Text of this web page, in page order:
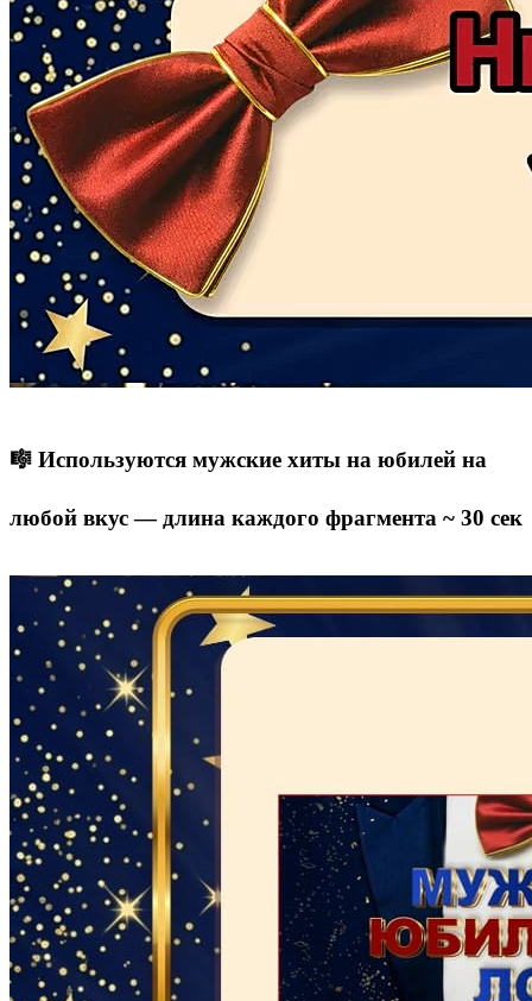
🎼 Используются мужские хиты на юбилей на
любой вкус — длина каждого фрагмента ~ 30 сек